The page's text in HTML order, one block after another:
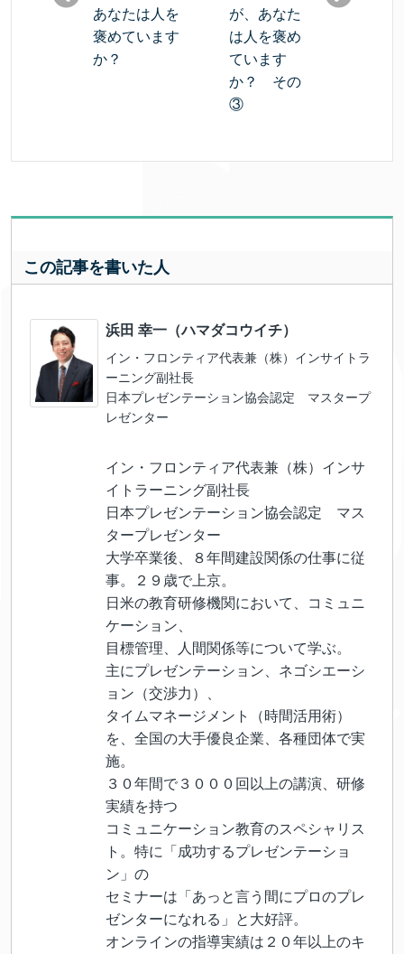
あなたは人を
褒めています
か？
が、あなた
は人を褒め
ています
か？ その
③
この記事を書いた人
浜田 幸一（ハマダコウイチ）
イン・フロンティア代表兼（株）インサイトラ
ーニング副社長
日本プレゼンテーション協会認定 マスタープ
レゼンター
イン・フロンティア代表兼（株）インサ
イトラーニング副社長
日本プレゼンテーション協会認定 マス
タープレゼンター
大学卒業後、８年間建設関係の仕事に従
事。２９歳で上京。
日米の教育研修機関において、コミュニ
ケーション、
目標管理、人間関係等について学ぶ。
主にプレゼンテーション、ネゴシエーシ
ョン（交渉力）、
タイムマネージメント（時間活用術）
を、全国の大手優良企業、各種団体で実
施。
３０年間で３０００回以上の講演、研修
実績を持つ
コミュニケーション教育のスペシャリス
ト。特に「成功するプレゼンテーショ
ン」の
セミナーは「あっと言う間にプロのプレ
ゼンターになれる」と大好評。
オンラインの指導実績は２０年以上のキ